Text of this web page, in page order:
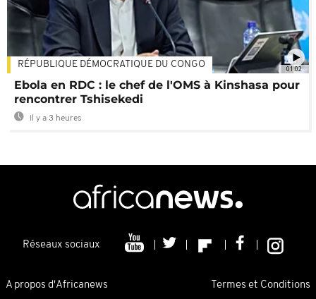
01:02
RÉPUBLIQUE DÉMOCRATIQUE DU CONGO
Ebola en RDC : le chef de l'OMS à Kinshasa pour
rencontrer Tshisekedi
Il y a 3 heures
Réseaux sociaux
A propos d'Africanews Termes et Conditions